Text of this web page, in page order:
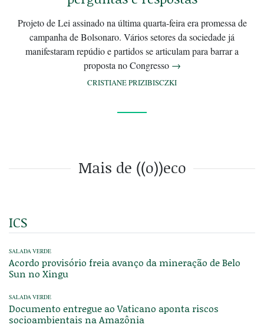
Projeto de Lei assinado na última quarta-feira era promessa de
campanha de Bolsonaro. Vários setores da sociedade já
manifestaram repúdio e partidos se articulam para barrar a
proposta no Congresso →
CRISTIANE PRIZIBISCZKI
Mais de ((o))eco
ICS
SALADA VERDE
Acordo provisório freia avanço da mineração de Belo
Sun no Xingu
SALADA VERDE
Documento entregue ao Vaticano aponta riscos
socioambientais na Amazônia